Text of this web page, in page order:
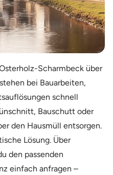
Scharmbeck über
bei Bauarbeiten,
schnell
Bauschutt oder
den Hausmüll entsorgen.
Lösung. Über
den passenden
einfach anfragen –